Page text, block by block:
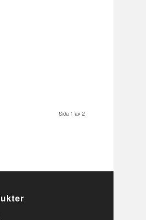
Sida 1 av 2